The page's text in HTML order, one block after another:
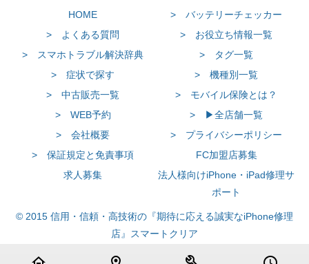
HOME
> バッテリーチェッカー
> よくある質問
> お役立ち情報一覧
> スマホトラブル解決辞典
> タグ一覧
> 症状で探す
> 機種別一覧
> 中古販売一覧
> モバイル保険とは？
> WEB予約
> ▶全店舗一覧
> 会社概要
> プライバシーポリシー
> 保証規定と免責事項
FC加盟店募集
求人募集
法人様向けiPhone・iPad修理サ
ポート
© 2015 信用・信頼・高技術の『期待に応える誠実なiPhone修理
店』スマートクリア